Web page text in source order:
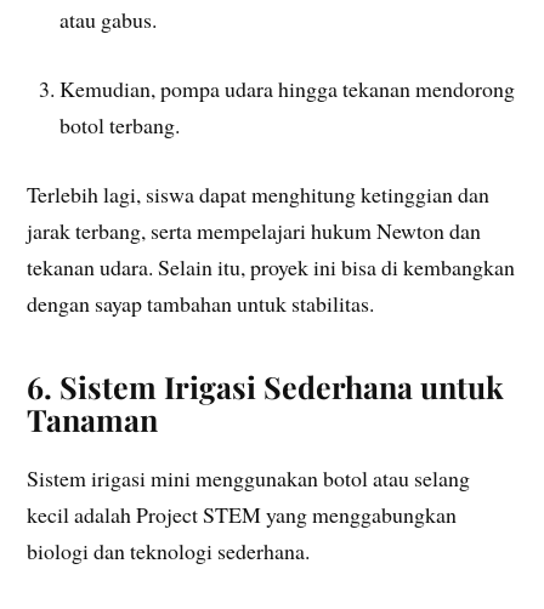
atau gabus.
Kemudian, pompa udara hingga tekanan mendorong
botol terbang.
Terlebih lagi, siswa dapat menghitung ketinggian dan
jarak terbang, serta mempelajari hukum Newton dan
tekanan udara. Selain itu, proyek ini bisa di kembangkan
dengan sayap tambahan untuk stabilitas.
6. Sistem Irigasi Sederhana untuk
Tanaman
Sistem irigasi mini menggunakan botol atau selang
kecil adalah Project STEM yang menggabungkan
biologi dan teknologi sederhana.